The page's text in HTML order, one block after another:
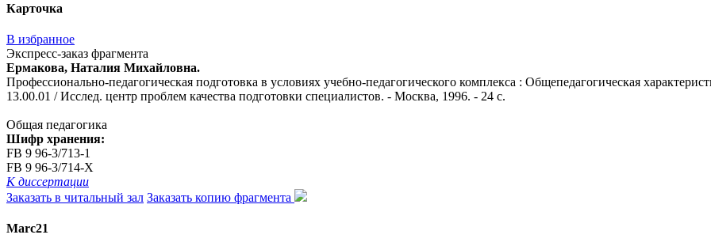
Карточка
В избранное
Экспресс-заказ фрагмента
Ермакова, Наталия Михайловна.
Профессионально-педагогическая подготовка в условиях учебно-педагогического комплекса : Общепедагогическая
13.00.01 / Исслед. центр проблем качества подготовки специалистов. - Москва, 1996. - 24 с.
Общая педагогика
Шифр хранения:
FB 9 96-3/713-1
FB 9 96-3/714-X
К диссертации
Заказать в читальный зал Заказать копию фрагмента
Marc21